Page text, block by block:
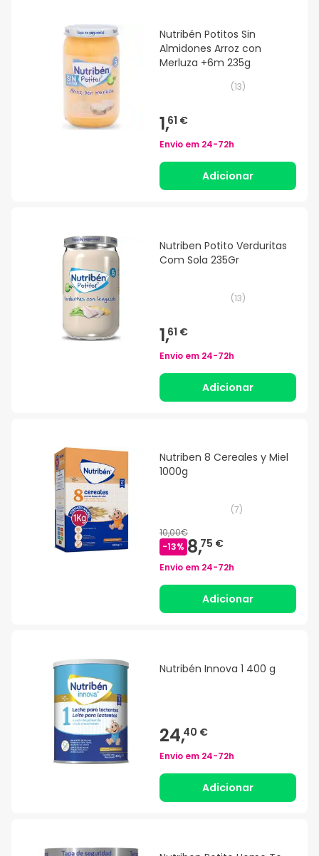
Nutribén Potitos Sin
Almidones Arroz con
Merluza +6m 235g
(13)
1,61 €
Envio em 24-72h
Adicionar
Nutriben Potito Verduritas
Com Sola 235Gr
(13)
1,61 €
Envio em 24-72h
Adicionar
Nutriben 8 Cereales y Miel
1000g
(7)
10,00€
-13% 8,75 €
Envio em 24-72h
Adicionar
Nutribén Innova 1 400 g
24,40 €
Envio em 24-72h
Adicionar